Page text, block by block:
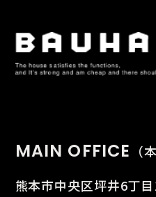
MAIN OFFICE （
熊本市中央区坪井6丁